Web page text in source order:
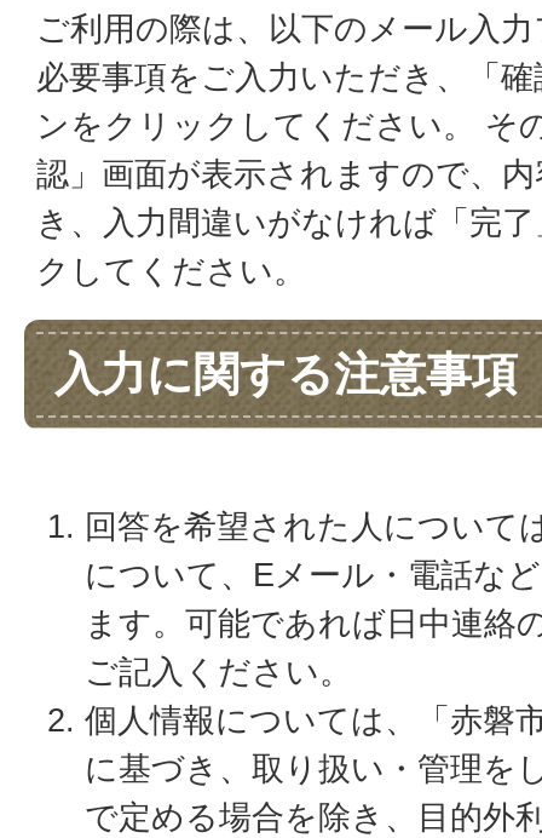
ご利用の際は、以下のメール入
必要事項をご入力いただき、「
ンをクリックしてください。 そ
認」画面が表示されますので、
き、入力間違いがなければ「完
クしてください。
入力に関する注意事項
回答を希望された人について
について、Eメール・電話な
ます。可能であれば日中連絡
ご記入ください。
個人情報については、「赤磐
に基づき、取り扱い・管理を
で定める場合を除き、目的外